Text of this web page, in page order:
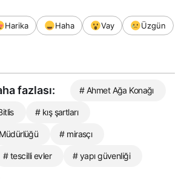
Harika Haha Vay
Üzgün
fazlası: # Ahmet Ağa Konağı
# kış şartları
# mirasçı
# tescilli evler # yapı güvenliği